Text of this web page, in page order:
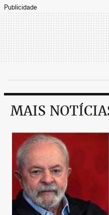
Publicidade
MAIS